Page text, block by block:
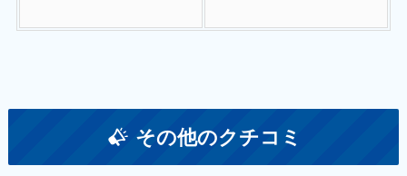
その他のクチコミ